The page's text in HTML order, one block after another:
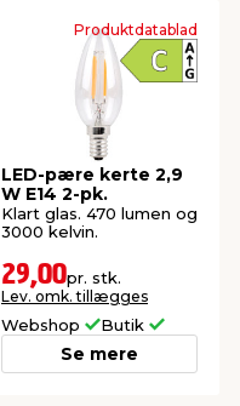
Produktdatablad
LED-pære kerte 2,9
W E14 2-pk.
Klart glas. 470 lumen og
3000 kelvin.
29,00pr. stk.
Lev. omk. tillægges
Webshop Butik
Se mere